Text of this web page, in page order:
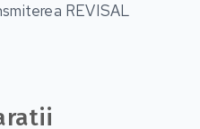
REVISAL